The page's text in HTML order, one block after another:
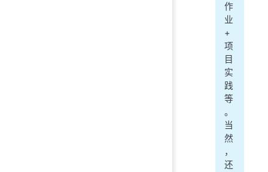
作
业
+
项
目
实
践
等
。
当
然
，
还